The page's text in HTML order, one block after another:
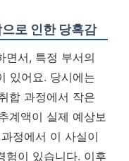
로 인한 당혹감
면서, 특정 부서의
있어요. 당시에는
합 과정에서 작은
계액이 실제 예상보
정에서 이 사실이
험이 있습니다. 이후